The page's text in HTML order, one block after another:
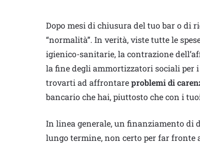
Dopo mesi di chiusura del tuo bar o di
“normalità”. In verità, viste tutte le
igienico-sanitarie, la contrazione
la fine degli ammortizzatori sociali per
trovarti ad affrontareproblemi di
bancario che hai, piuttosto che con i
In linea generale, un finanziamento di
lungo termine, non certo per far fronte